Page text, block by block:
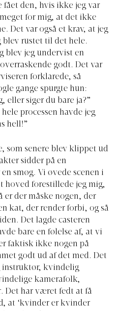
fået den, hvis ikke jeg var
for mig, at det ikke
Det var også et krav, at jeg
blev rustet til det hele.
blev jeg undervist en
godt. Det var
forklarede, så
gange spurgte hun:
eller siger du bare ja?”
processen havde jeg
hell!”
som senere blev klippet ud
sidder på en
smøg. Vi øvede scenen i
hoved forestillede jeg mig,
er der måske nogen, der
kat, der render forbi, og så
Det lagde casteren
bare en følelse af, at vi
faktisk ikke nogen på
godt ud af det med. Det
kvindelig
kamerafolk,
Det har været fedt at få
at ‘kvinder er kvinder